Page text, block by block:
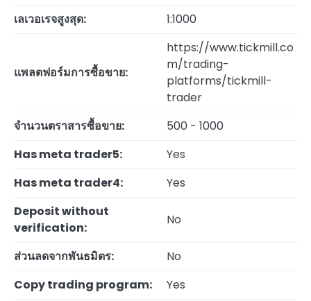
เลเวอเรจสูงสุด:
1:1000
แพลตฟอร์มการซื้อขาย:
https://www.tickmill.co
m/trading-
platforms/tickmill-
trader
จำนวนตราสารซื้อขาย:
500 - 1000
Has meta trader5:
Yes
Has meta trader4:
Yes
Deposit without
verification:
No
ส่วนลดจากพันธมิตร:
No
Copy trading program:
Yes